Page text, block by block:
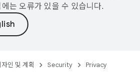
는 오류가 있을 수 있습니다.
자인 및 계획 Security
Privacy